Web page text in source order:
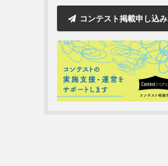
コンテスト掲載申し込み